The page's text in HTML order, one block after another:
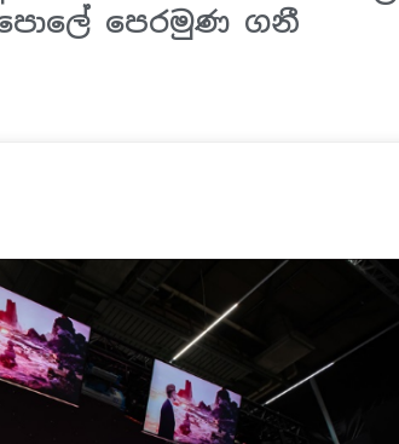
පෙරමුණ ගනී